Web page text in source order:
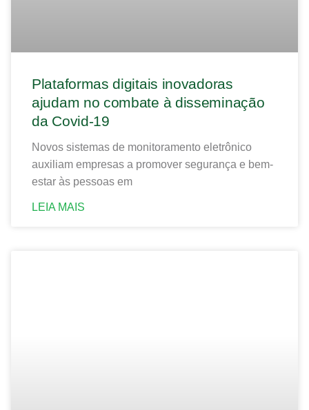
Plataformas digitais inovadoras
ajudam no combate à disseminação
da Covid-19
Novos sistemas de monitoramento eletrônico
auxiliam empresas a promover segurança e bem-
estar às pessoas em
LEIA MAIS